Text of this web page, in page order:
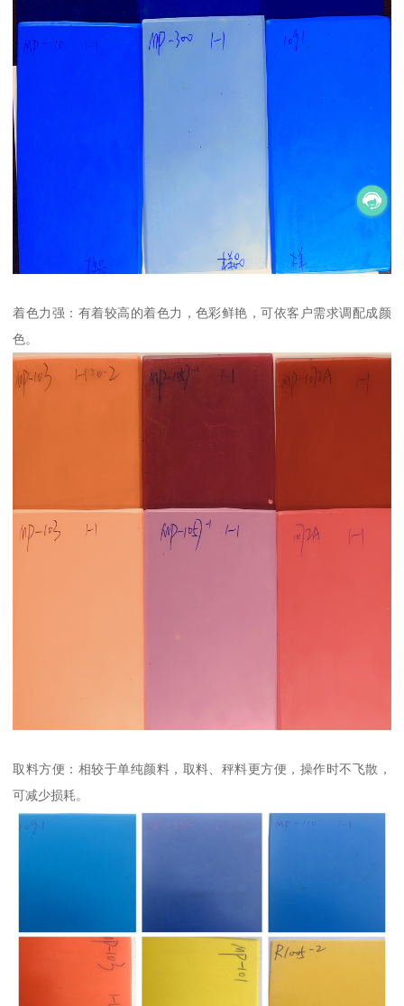
着色力强：有着较高的着色力，色彩鲜艳，可依客户需求调配成颜
色。
取料方便：相较于单纯颜料，取料、秤料更方便，操作时不飞散，
可减少损耗。